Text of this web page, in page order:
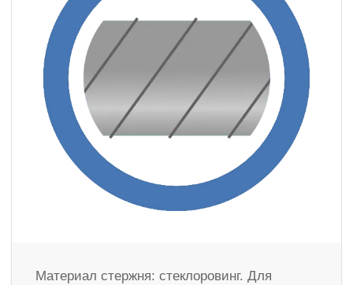
Материал стержня: стеклоровинг. Для